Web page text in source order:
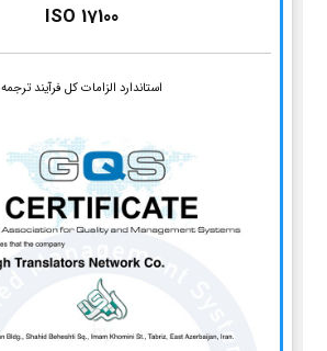
ISO 17100
استاندارد الزامات کل فرآیند ترجمه